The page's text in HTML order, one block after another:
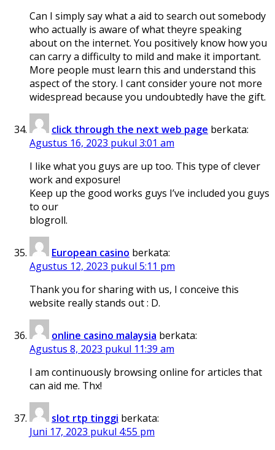
Can I simply say what a aid to search out somebody
who actually is aware of what theyre speaking
about on the internet. You positively know how you
can carry a difficulty to mild and make it important.
More people must learn this and understand this
aspect of the story. I cant consider youre not more
widespread because you undoubtedly have the gift.
click through the next web page berkata:
Agustus 16, 2023 pukul 3:01 am
I like what you guys are up too. This type of clever
work and exposure!
Keep up the good works guys I’ve included you guys
to our
blogroll.
European casino berkata:
Agustus 12, 2023 pukul 5:11 pm
Thank you for sharing with us, I conceive this
website really stands out : D.
online casino malaysia berkata:
Agustus 8, 2023 pukul 11:39 am
I am continuously browsing online for articles that
can aid me. Thx!
slot rtp tinggi berkata:
Juni 17, 2023 pukul 4:55 pm